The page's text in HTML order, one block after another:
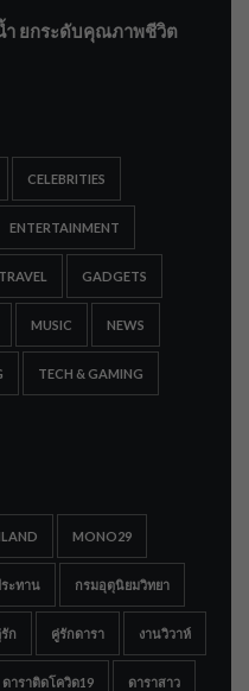
ำ ยกระดับคุณภาพชีวิต
CELEBRITIES
ENTERTAINMENT
GADGETS
MUSIC NEWS
TECH & GAMING
MONO29
ะทาน กรมอุตุนิยมวิทยา
ก คู่รักดารา งานวิวาห์
ดาราติดโควิด19 ดาราสาว